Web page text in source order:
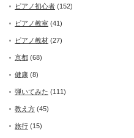
ピアノ初心者 (152)
ピアノ教室 (41)
ピアノ教材 (27)
京都 (68)
健康 (8)
弾いてみた (111)
教え方 (45)
旅行 (15)